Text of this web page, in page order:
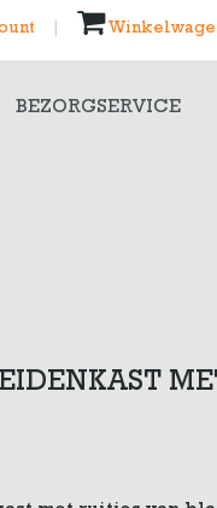
BEZORGSERVICE